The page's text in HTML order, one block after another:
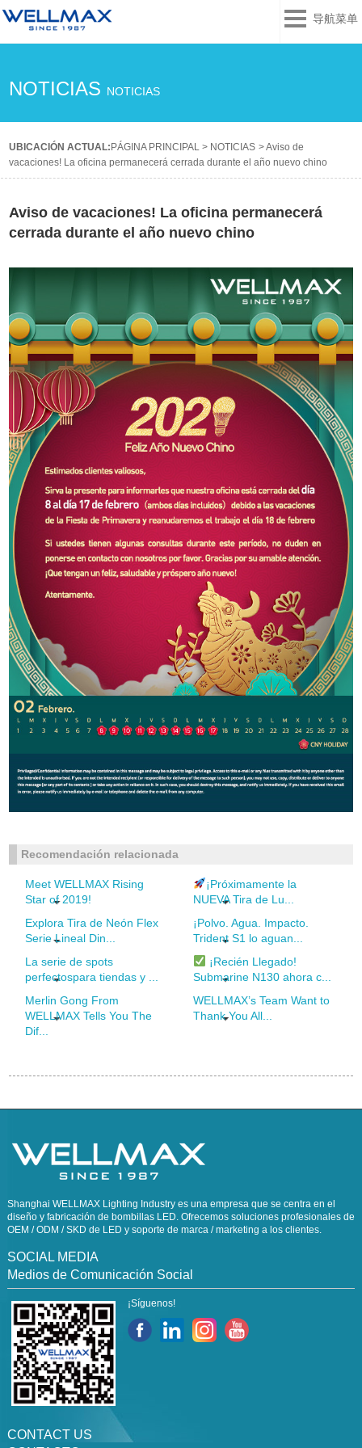
导航菜单
NOTICIAS NOTICIAS
UBICACIÓN ACTUAL: PÁGINA PRINCIPAL > NOTICIAS >Aviso de
vacaciones! La oficina permanecerá cerrada durante el año nuevo chino
Aviso de vacaciones! La oficina permanecerá
cerrada durante el año nuevo chino
Recomendación relacionada
Meet WELLMAX Rising
Star of 2019!
¡Próximamente la
NUEVA Tira de Lu...
Explora Tira de Neón Flex
Serie Lineal Din...
¡Polvo. Agua. Impacto.
Trident S1 lo aguan...
La serie de spots
perfectospara tiendas y ...
¡Recién Llegado!
Submarine N130 ahora c...
Merlin Gong From
WELLMAX Tells You The
Dif...
WELLMAX’s Team Want to
Thank You All...
Shanghai WELLMAX Lighting Industry es una empresa que se centra en el
diseño y fabricación de bombillas LED. Ofrecemos soluciones profesionales de
OEM / ODM / SKD de LED y soporte de marca / marketing a los clientes.
SOCIAL MEDIA
Medios de Comunicación Social
¡Síguenos!
CONTACT US